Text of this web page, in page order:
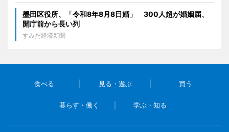
墨田区役所、「令和8年8月8日婚」 300人超が婚姻届、
開庁前から長い列
すみだ経済新聞
食べる 見る・遊ぶ 買う
暮らす・働く 学ぶ・知る